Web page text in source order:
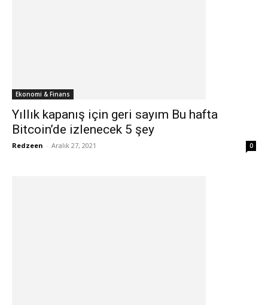
Ekonomi & Finans
Yıllık kapanış için geri sayım Bu hafta
Bitcoin’de izlenecek 5 şey
Redzeen - Aralık 27, 2021 0